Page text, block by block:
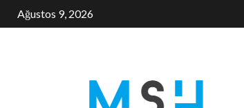
Ağustos 9, 2026